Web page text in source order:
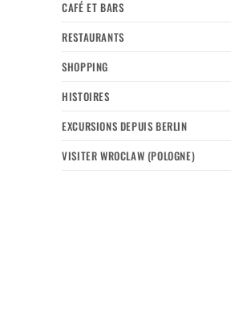
CAFÉ ET BARS
RESTAURANTS
SHOPPING
HISTOIRES
EXCURSIONS DEPUIS BERLIN
VISITER WROCLAW (POLOGNE)